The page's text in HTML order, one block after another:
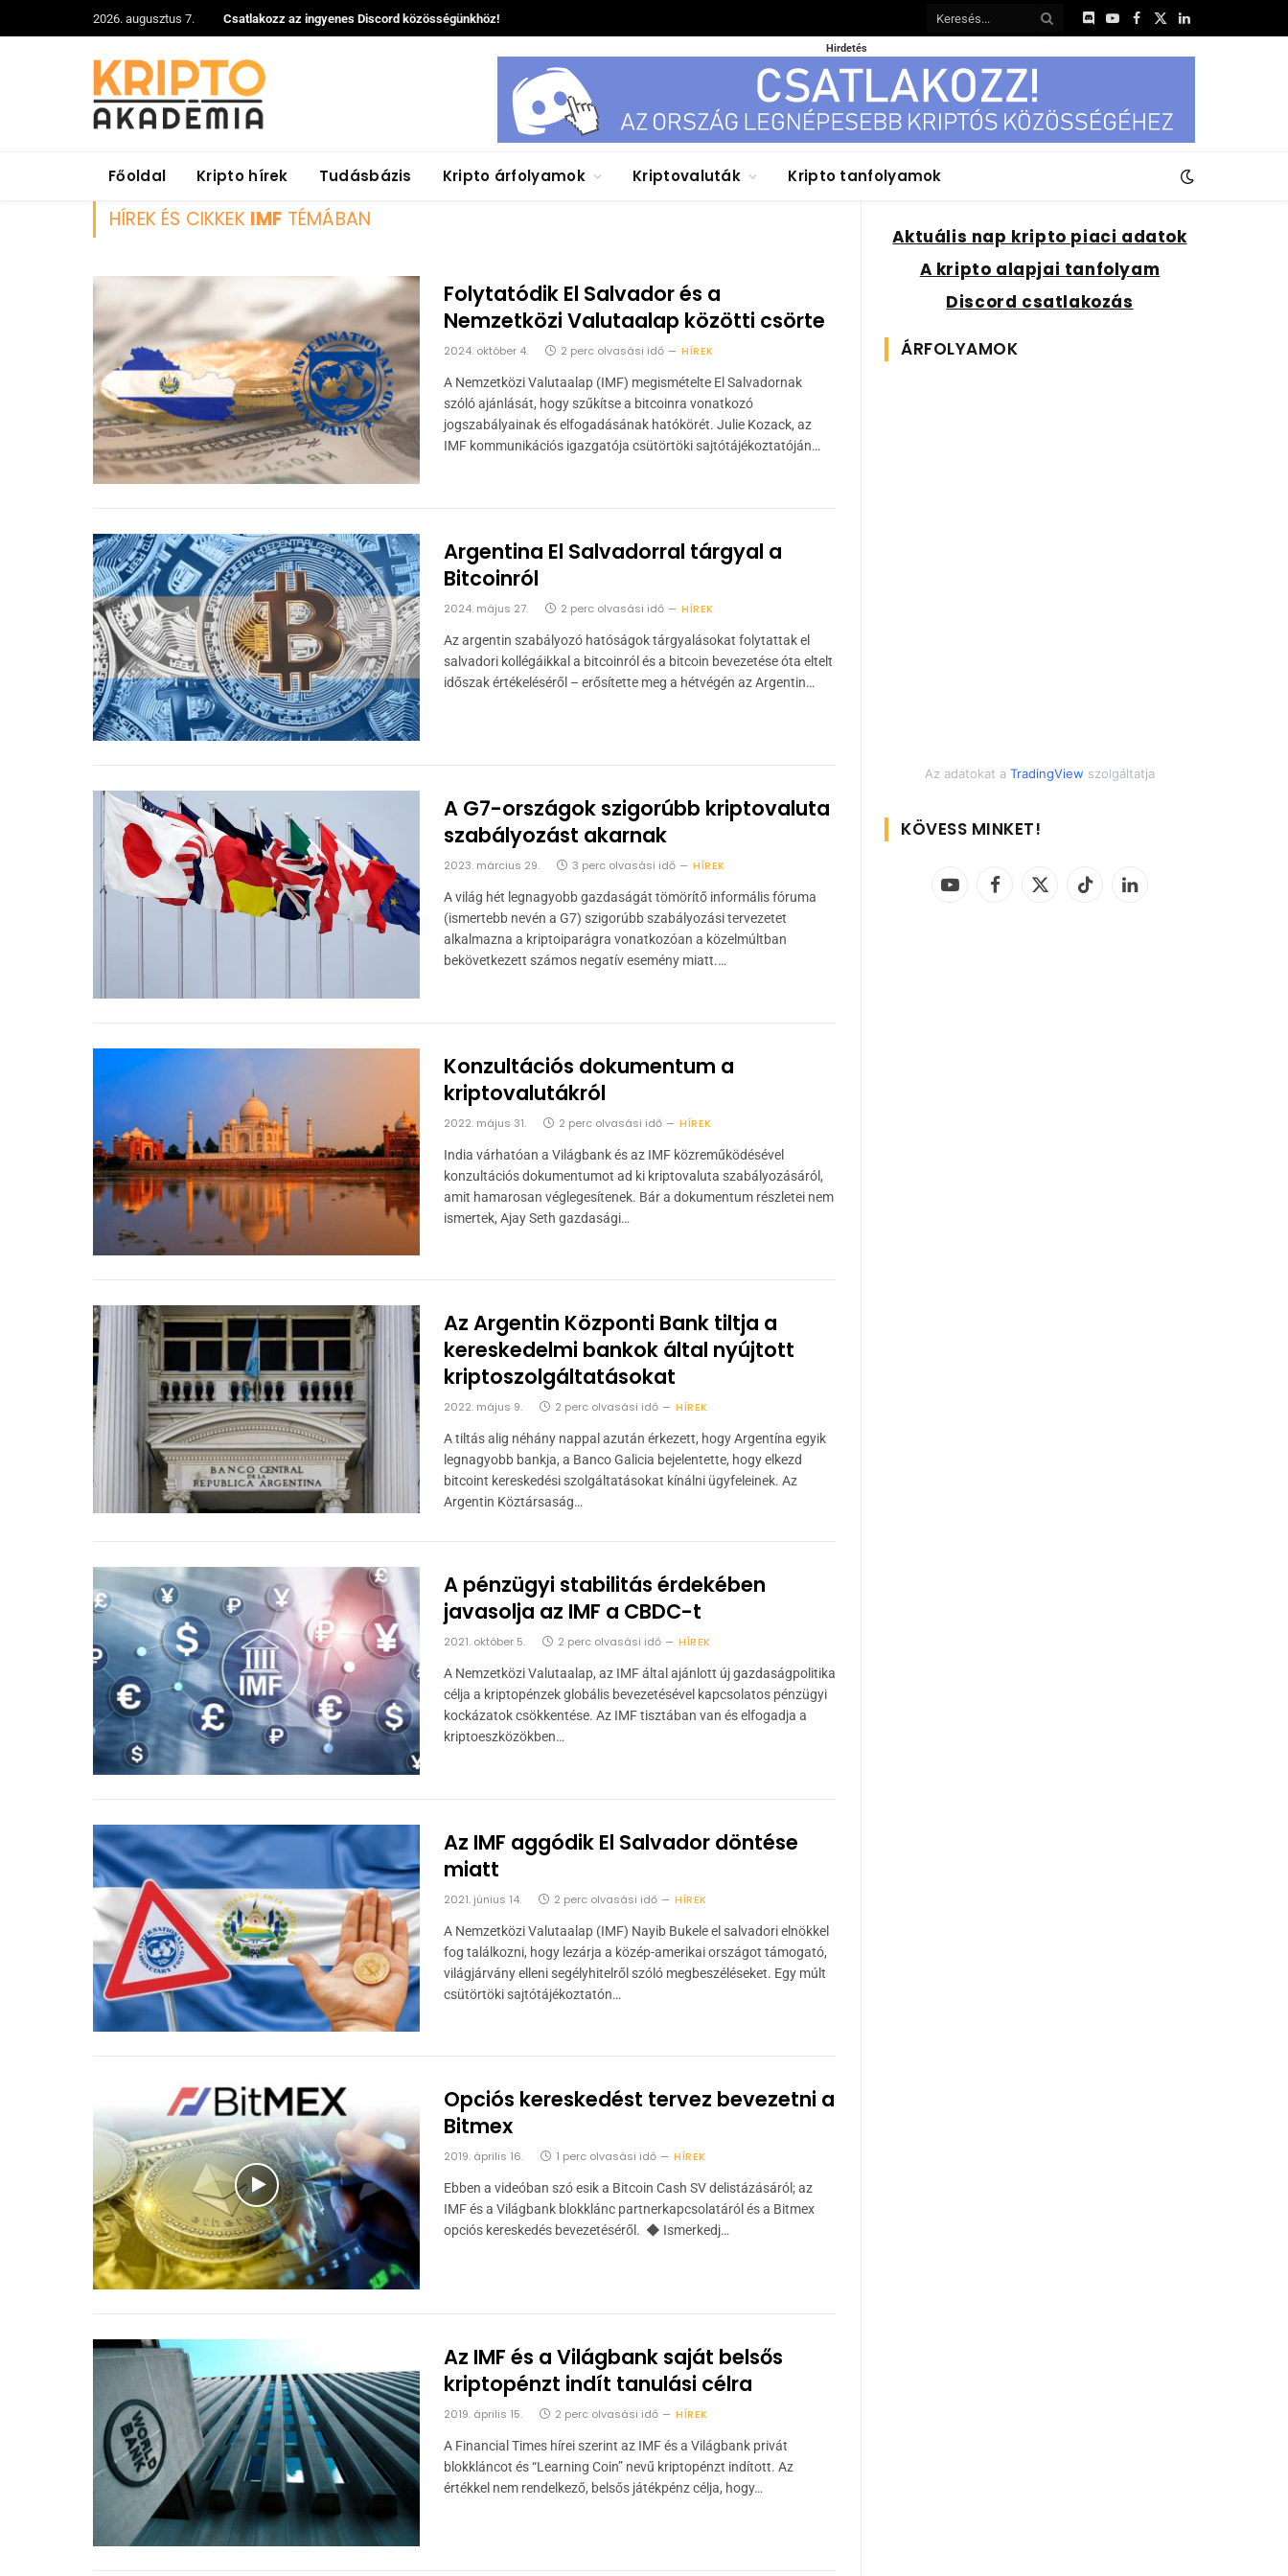
2026. augusztus 7. Csatlakozz az ingyenes Discord közösségünkhöz!
DiscordYouTube
Facebook
X
LinkedIn
Hirdetés
Főoldal Kripto hírek Tudásbázis Kripto árfolyamok Kriptovaluták Kripto tanfolyamok
HÍREK ÉS CIKKEK IMF TÉMÁBAN
Folytatódik El Salvador és a
Nemzetközi Valutaalap közötti csörte
2024. október 4. 2 perc olvasási idő HÍREK
A Nemzetközi Valutaalap (IMF) megismételte El Salvadornak
szóló ajánlását, hogy szűkítse a bitcoinra vonatkozó
jogszabályainak és elfogadásának hatókörét. Julie Kozack, az
IMF kommunikációs igazgatója csütörtöki sajtótájékoztatóján…
Argentina El Salvadorral tárgyal a
Bitcoinról
2024. május 27. 2 perc olvasási idő HÍREK
Az argentin szabályozó hatóságok tárgyalásokat folytattak el
salvadori kollégáikkal a bitcoinról és a bitcoin bevezetése óta eltelt
időszak értékeléséről – erősítette meg a hétvégén az Argentin…
A G7-országok szigorúbb kriptovaluta
szabályozást akarnak
2023. március 29. 3 perc olvasási idő HÍREK
A világ hét legnagyobb gazdaságát tömörítő informális fóruma
(ismertebb nevén a G7) szigorúbb szabályozási tervezetet
alkalmazna a kriptoiparágra vonatkozóan a közelmúltban
bekövetkezett számos negatív esemény miatt.…
Konzultációs dokumentum a
kriptovalutákról
2022. május 31. 2 perc olvasási idő HÍREK
India várhatóan a Világbank és az IMF közreműködésével
konzultációs dokumentumot ad ki kriptovaluta szabályozásáról,
amit hamarosan véglegesítenek. Bár a dokumentum részletei nem
ismertek, Ajay Seth gazdasági…
Az Argentin Központi Bank tiltja a
kereskedelmi bankok által nyújtott
kriptoszolgáltatásokat
2022. május 9. 2 perc olvasási idő HÍREK
A tiltás alig néhány nappal azután érkezett, hogy Argentína egyik
legnagyobb bankja, a Banco Galicia bejelentette, hogy elkezd
bitcoint kereskedési szolgáltatásokat kínálni ügyfeleinek. Az
Argentin Köztársaság…
A pénzügyi stabilitás érdekében
javasolja az IMF a CBDC-t
2021. október 5. 2 perc olvasási idő HÍREK
A Nemzetközi Valutaalap, az IMF által ajánlott új gazdaságpolitika
célja a kriptopénzek globális bevezetésével kapcsolatos pénzügyi
kockázatok csökkentése. Az IMF tisztában van és elfogadja a
kriptoeszközökben…
Az IMF aggódik El Salvador döntése
miatt
2021. június 14. 2 perc olvasási idő HÍREK
A Nemzetközi Valutaalap (IMF) Nayib Bukele el salvadori elnökkel
fog találkozni, hogy lezárja a közép-amerikai országot támogató,
világjárvány elleni segélyhitelről szóló megbeszéléseket. Egy múlt
csütörtöki sajtótájékoztatón…
Opciós kereskedést tervez bevezetni a
Bitmex
2019. április 16. 1 perc olvasási idő HÍREK
Ebben a videóban szó esik a Bitcoin Cash SV delistázásáról; az
IMF és a Világbank blokklánc partnerkapcsolatáról és a Bitmex
opciós kereskedés bevezetéséről. ◆ Ismerkedj…
Az IMF és a Világbank saját belsős
kriptopénzt indít tanulási célra
2019. április 15. 2 perc olvasási idő HÍREK
A Financial Times hírei szerint az IMF és a Világbank privát
blokkláncot és “Learning Coin” nevű kriptopénzt indított. Az
értékkel nem rendelkező, belsős játékpénz célja, hogy…
Aktuális nap kripto piaci adatok
A kripto alapjai tanfolyam
Discord csatlakozás
ÁRFOLYAMOK
Az adatokat a TradingView szolgáltatja
KÖVESS MINKET!
YouTubeFacebook
X
TikTok LinkedIn